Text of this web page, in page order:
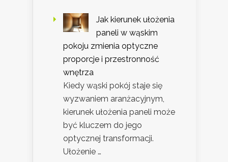
Jak kierunek ułożenia
paneli w wąskim
pokoju zmienia optyczne
proporcje i przestronność
wnętrza
Kiedy wąski pokój staje się
wyzwaniem aranżacyjnym,
kierunek ułożenia paneli może
być kluczem do jego
optycznej transformacji.
Ułożenie …